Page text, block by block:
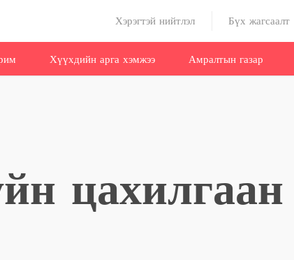
Хэрэгтэй нийтлэл Бүх жагсаалт
Хүүхдийн арга хэмжээ Амралтын газар